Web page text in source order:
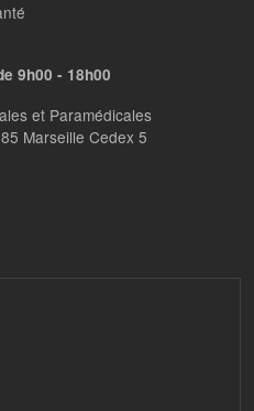
9h00 - 18h00
et Paramédicales
Marseille Cedex 5